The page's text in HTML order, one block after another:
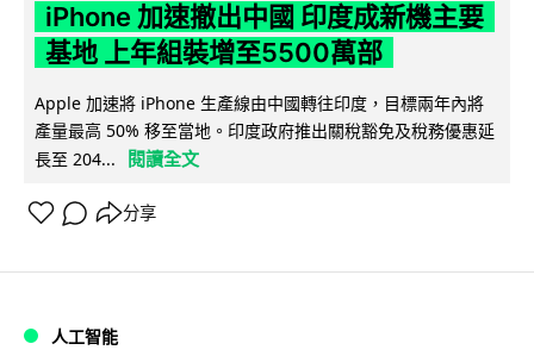
iPhone 加速撤出中國 印度成新機主要
基地 上年組裝增至5500萬部
Apple 加速將 iPhone 生產線由中國轉往印度，目標兩年內將
產量最高 50% 移至當地。印度政府推出關稅豁免及稅務優惠延
長至 204...
閱讀全文
分享
人工智能